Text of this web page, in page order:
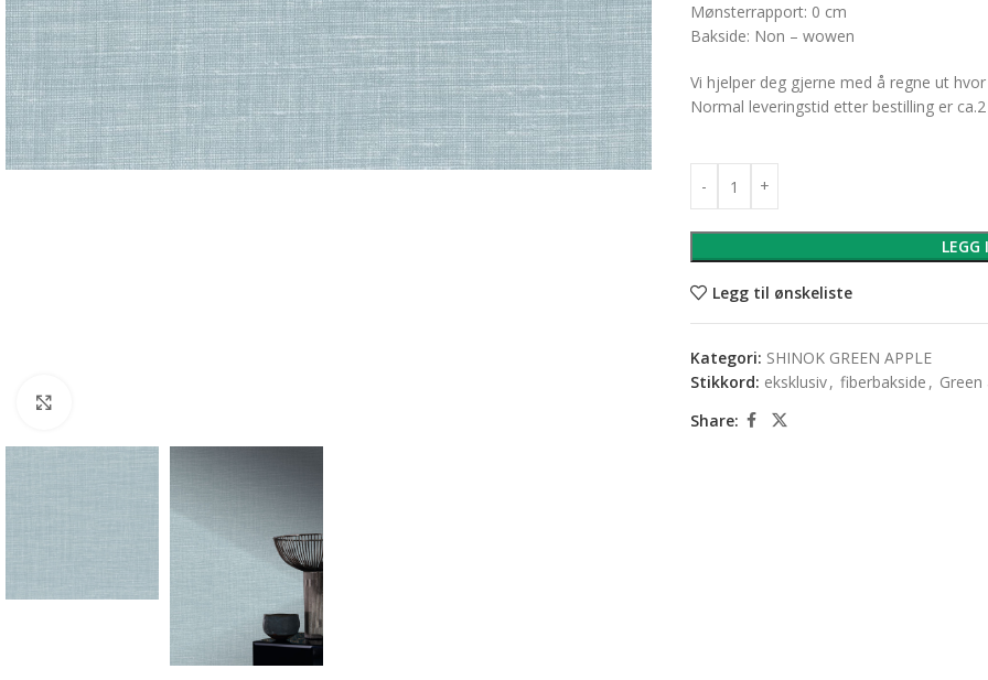
Mønsterrapport: 0 cm
Bakside: Non – wowen
Vi hjelper deg gjerne med å regne ut
Normal leveringstid etter bestilling er
LEGG
Legg til ønskeliste
Kategori: SHINOK GREEN APPLE
Stikkord: eksklusiv, fiberbakside , Green
Share: